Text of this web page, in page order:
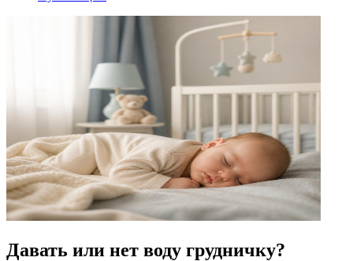
Давать или нет воду грудничку?